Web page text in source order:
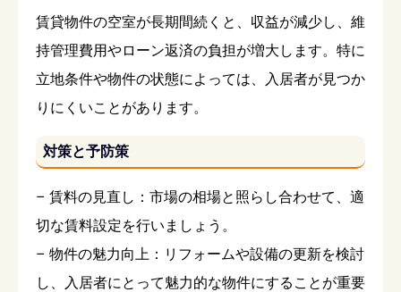
賃貸物件の空室が長期間続くと、収益が減少し、維
持管理費用やローン返済の負担が増大します。特に
立地条件や物件の状態によっては、入居者が見つか
りにくいことがあります。
対策と予防策
– 賃料の見直し：市場の相場と照らし合わせて、適
切な賃料設定を行いましょう。
– 物件の魅力向上：リフォームや設備の更新を検討
し、入居者にとって魅力的な物件にすることが重要